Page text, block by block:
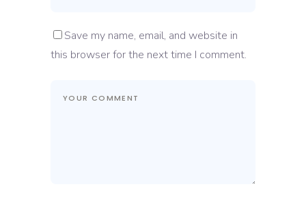
Save my name, email, and website in
this browser for the next time I comment.